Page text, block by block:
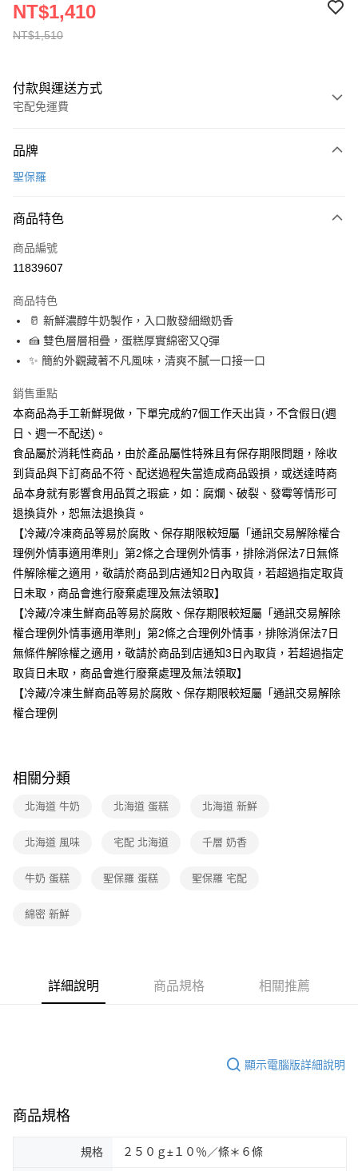
NT$1,510
NT$1,410
付款與運送方式
宅配免運費
全家線上支付
離島宅配-冷藏商品
免運費
免運費
品牌
聖保羅
商品特色
商品編號
11839607
商品特色
🥛 新鮮濃醇牛奶製作，入口散發細緻奶香
🍰 雙色層層相疊，蛋糕厚實綿密又Q彈
✨ 簡約外觀藏著不凡風味，清爽不膩一口接一口
銷售重點
本商品為手工新鮮現做，下單完成約7個工作天出貨，不含假日(週
日、週一不配送)。
食品屬於消耗性商品，由於產品屬性特殊且有保存期限問題，除收
到貨品與下訂商品不符、配送過程失當造成商品毀損，或送達時商
品本身就有影響食用品質之瑕疵，如：腐爛、破裂、發霉等情形可
退換貨外，恕無法退換貨。
【冷藏/冷凍商品等易於腐敗、保存期限較短屬「通訊交易解除權合
理例外情事適用準則」第2條之合理例外情事，排除消保法7日無條
件解除權之適用，敬請於商品到店通知2日內取貨，若超過指定取貨
日未取，商品會進行廢棄處理及無法領取】
【冷藏/冷凍生鮮商品等易於腐敗、保存期限較短屬「通訊交易解除
權合理例外情事適用準則」第2條之合理例外情事，排除消保法7日
無條件解除權之適用，敬請於商品到店通知3日內取貨，若超過指定
取貨日未取，商品會進行廢棄處理及無法領取】
【冷藏/冷凍生鮮商品等易於腐敗、保存期限較短屬「通訊交易解除
權合理例
相關分類
北海道 牛奶 北海道 蛋糕 北海道 新鮮
北海道 風味 宅配 北海道 千層 奶香
牛奶 蛋糕 聖保羅 蛋糕 聖保羅 宅配
綿密 新鮮
詳細說明 商品規格 相關推薦
顯示電腦版詳細說明
商品規格
規格 ２５０ｇ±１０％／條＊６條